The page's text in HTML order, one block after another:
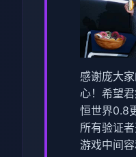
感谢庞大
心！希望
恒世界0.8
所有验证
游戏中间容